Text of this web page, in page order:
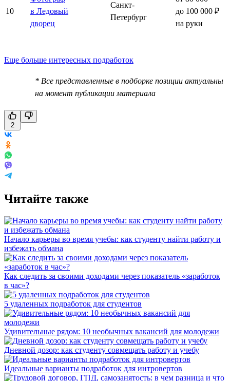
10
в Ледовый
дворец
Санкт-
Петербург
до 100 000 ₽
на руки
Еще больше интересных подработок
* Все представленные в подборке позиции актуальны
на момент публикации материала
2
Читайте также
Начало карьеры во время учебы: как студенту найти работу и
избежать обмана
Как следить за своими доходами через показатель «заработок
в час»?
5 удаленных подработок для студентов
Удивительные рядом: 10 необычных вакансий для молодежи
Дневной дозор: как студенту совмещать работу и учебу
Идеальные варианты подработок для интровертов